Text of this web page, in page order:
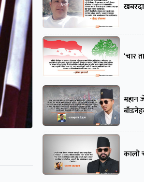
‘चार
महान
कालो